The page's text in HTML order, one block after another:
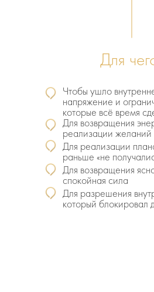
Чтобы ушло
напряжение и
которые всё время
Для возвращения
реализации желаний
Для реализации
раньше «не
Для возвращения
спокойная сила
Для разрешения
который блокировал
Для